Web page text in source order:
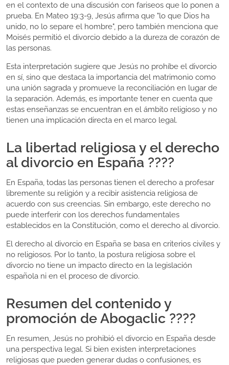
en el contexto de una discusión con fariseos que lo ponen a
prueba. En Mateo 19:3-9, Jesús afirma que "lo que Dios ha
unido, no lo separe el hombre", pero también menciona que
Moisés permitió el divorcio debido a la dureza de corazón de
las personas.
Esta interpretación sugiere que Jesús no prohíbe el divorcio
en sí, sino que destaca la importancia del matrimonio como
una unión sagrada y promueve la reconciliación en lugar de
la separación. Además, es importante tener en cuenta que
estas enseñanzas se encuentran en el ámbito religioso y no
tienen una implicación directa en el marco legal.
La libertad religiosa y el derecho
al divorcio en España ????️
En España, todas las personas tienen el derecho a profesar
libremente su religión y a recibir asistencia religiosa de
acuerdo con sus creencias. Sin embargo, este derecho no
puede interferir con los derechos fundamentales
establecidos en la Constitución, como el derecho al divorcio.
El derecho al divorcio en España se basa en criterios civiles y
no religiosos. Por lo tanto, la postura religiosa sobre el
divorcio no tiene un impacto directo en la legislación
española ni en el proceso de divorcio.
Resumen del contenido y
promoción de Abogaclic ????
En resumen, Jesús no prohibió el divorcio en España desde
una perspectiva legal. Si bien existen interpretaciones
religiosas que pueden generar dudas o confusiones, es